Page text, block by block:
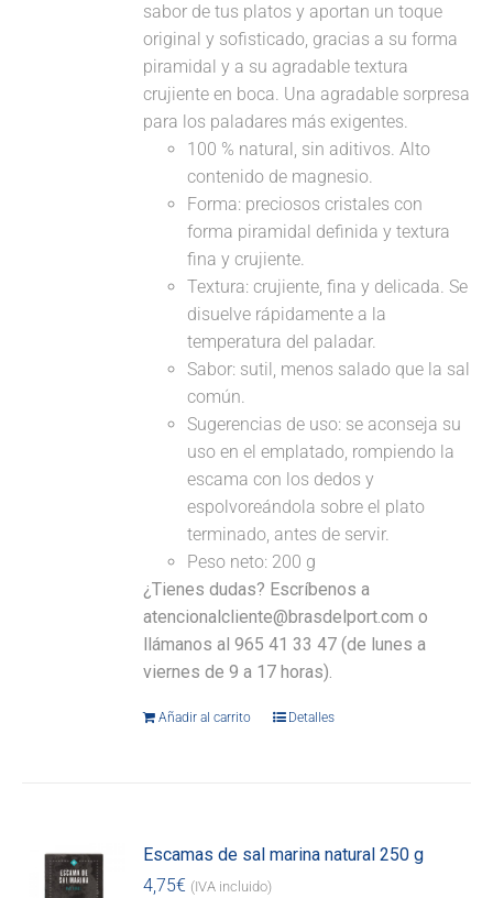
sabor de tus platos y aportan un toque
original y sofisticado, gracias a su forma
piramidal y a su agradable textura
crujiente en boca. Una agradable sorpresa
para los paladares más exigentes.
100 % natural, sin aditivos. Alto
contenido de magnesio.
Forma: preciosos cristales con
forma piramidal definida y textura
fina y crujiente.
Textura: crujiente, fina y delicada. Se
disuelve rápidamente a la
temperatura del paladar.
Sabor: sutil, menos salado que la sal
común.
Sugerencias de uso: se aconseja su
uso en el emplatado, rompiendo la
escama con los dedos y
espolvoreándola sobre el plato
terminado, antes de servir.
Peso neto: 200 g
¿Tienes dudas? Escríbenos a
atencionalcliente@brasdelport.com o
llámanos al 965 41 33 47 (de lunes a
viernes de 9 a 17 horas).
Añadir al carrito Detalles
Escamas de sal marina natural 250 g
4,75€ (IVA incluido)